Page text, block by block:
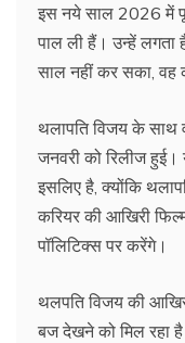
इस नये साल 2026 में
पाल ली हैं। उन्हें लगता
साल नहीं कर सका, वह
थलापति विजय के साथ
जनवरी को रिलीज
इसलिए है, क्‍योंकि
करियर की आखिरी
पॉलिटिक्‍स पर करेंगे।
थलपति विजय की
बज देखने को मिल रहा